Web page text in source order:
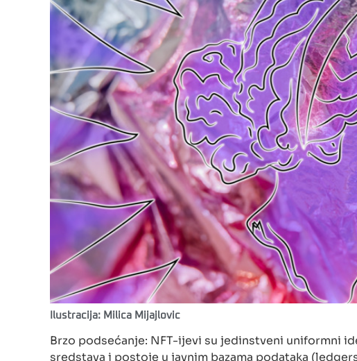
Ilustracija: Milica Mijajlovic
Brzo podsećanje: NFT-ijevi su jedinstveni uniformni
sredstava i postoje u javnim bazama podataka